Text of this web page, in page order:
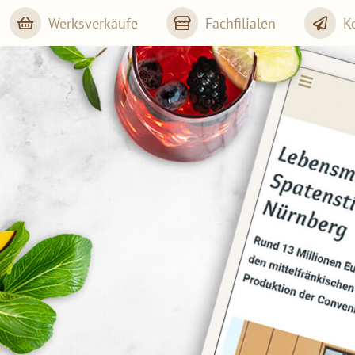
Werksverkäufe Fachfilialen